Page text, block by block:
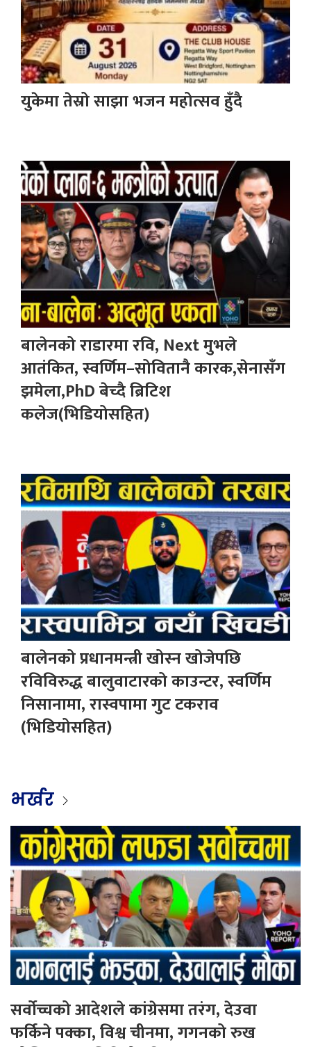
युकेमा तेस्रो साझा भजन महोत्सव हुँदै
बालेनको राडारमा रवि, Next मुभले
आतंकित, स्वर्णिम–सोवितानै कारक,सेनासँग
झमेला,PhD बेच्दै ब्रिटिश
कलेज(भिडियोसहित)
बालेनको प्रधानमन्त्री खोस्न खोजेपछि
रविविरुद्ध बालुवाटारको काउन्टर, स्वर्णिम
निसानामा, रास्वपामा गुट टकराव
(भिडियोसहित)
भर्खर
सर्वोच्चको आदेशले कांग्रेसमा तरंग, देउवा
फर्किने पक्का, विश्व चीनमा, गगनको रुख